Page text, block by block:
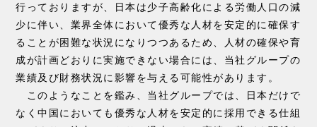
行っておりますが、日本は少子高齢化による労働人口の減
少に伴い、業界全体において優秀な人材を安定的に確保す
ることが困難な状況になりつつあるため、人材の確保や育
成が計画どおりに実施できない場合には、当社グループの
業績及び財務状況に影響を与える可能性があります。
このようなことを鑑み、当社グループでは、日本だけで
なく中国においても優秀な人材を安定的に採用できる仕組